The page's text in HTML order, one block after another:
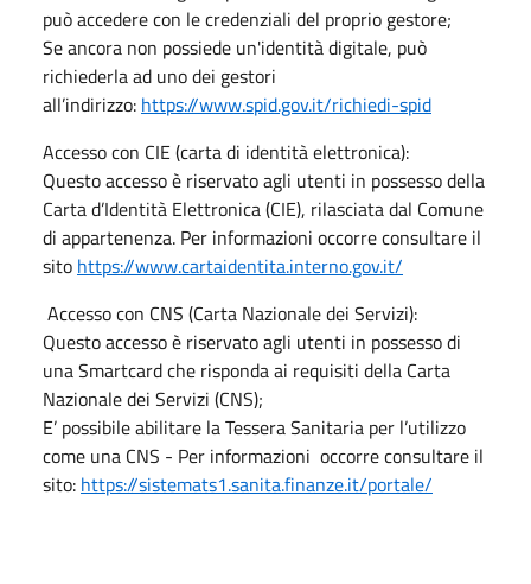
può accedere con le credenziali del proprio gestore;
Se ancora non possiede un'identità digitale, può
richiederla ad uno dei gestori
all’indirizzo: https://www.spid.gov.it/richiedi-spid
Accesso con CIE (carta di identità elettronica):
Questo accesso è riservato agli utenti in possesso della
Carta d’Identità Elettronica (CIE), rilasciata dal Comune
di appartenenza. Per informazioni occorre consultare il
sito https://www.cartaidentita.interno.gov.it/
Accesso con CNS (Carta Nazionale dei Servizi):
Questo accesso è riservato agli utenti in possesso di
una Smartcard che risponda ai requisiti della Carta
Nazionale dei Servizi (CNS);
E’ possibile abilitare la Tessera Sanitaria per l’utilizzo
come una CNS - Per informazioni occorre consultare il
sito: https://sistemats1.sanita.finanze.it/portale/